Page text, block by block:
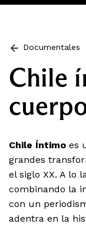
Documentales
Chile
Chile Íntimo es
grandes
el siglo XX. A lo
combinando la
con un
adentra en la